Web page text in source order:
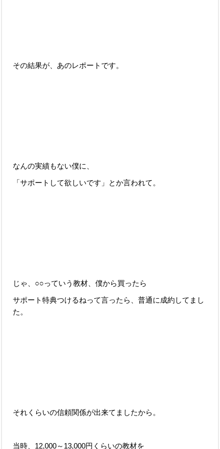
その結果が、あのレポートです。
なんの実績もない僕に、
「サポートして欲しいです」とか言われて。
じゃ、○○っていう教材、僕から買ったら
サポート特典つけるねって言ったら、普通に成約してまし
た。
それくらいの信頼関係が出来てましたから。
当時、12,000～13,000円くらいの教材を